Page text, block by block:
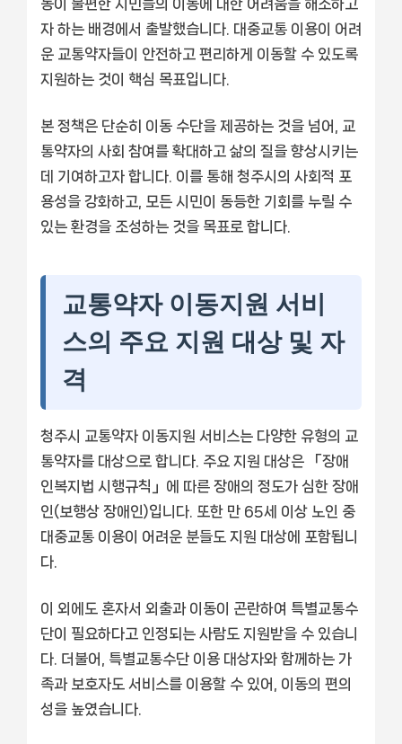
동이 불편한 시민들의 이동에 대한 어려움을 해소하고
자 하는 배경에서 출발했습니다. 대중교통 이용이 어려
운 교통약자들이 안전하고 편리하게 이동할 수 있도록
지원하는 것이 핵심 목표입니다.
본 정책은 단순히 이동 수단을 제공하는 것을 넘어, 교
통약자의 사회 참여를 확대하고 삶의 질을 향상시키는
데 기여하고자 합니다. 이를 통해 청주시의 사회적 포
용성을 강화하고, 모든 시민이 동등한 기회를 누릴 수
있는 환경을 조성하는 것을 목표로 합니다.
교통약자 이동지원 서비
스의 주요 지원 대상 및 자
격
청주시 교통약자 이동지원 서비스는 다양한 유형의 교
통약자를 대상으로 합니다. 주요 지원 대상은 「장애
인복지법 시행규칙」에 따른 장애의 정도가 심한 장애
인(보행상 장애인)입니다. 또한 만 65세 이상 노인 중
대중교통 이용이 어려운 분들도 지원 대상에 포함됩니
다.
이 외에도 혼자서 외출과 이동이 곤란하여 특별교통수
단이 필요하다고 인정되는 사람도 지원받을 수 있습니
다. 더불어, 특별교통수단 이용 대상자와 함께하는 가
족과 보호자도 서비스를 이용할 수 있어, 이동의 편의
성을 높였습니다.